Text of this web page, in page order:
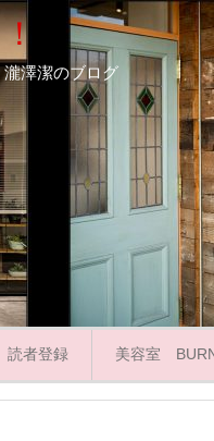
澤潔のブログ
読者登録 美容室